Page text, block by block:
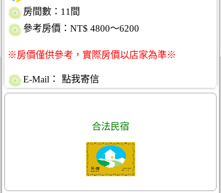
房間數：11間
參考房價：NT$ 4800～6200
※房價僅供參考，實際房價以店家為準※
E-Mail： 點我寄信
合法民宿